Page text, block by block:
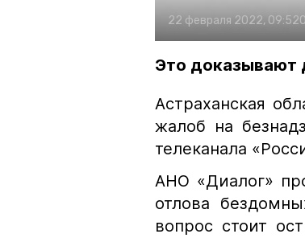
22 февраля 2022, 09:52
Это доказывают
Астраханская
жалоб на
телеканала
АНО «Диалог»
отлова
вопрос стоит